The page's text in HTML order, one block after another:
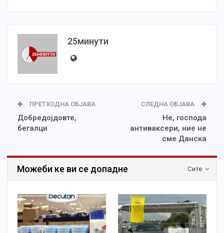
25минути
ПРЕТХОДНА ОБЈАВА
Добредојдовте,
бегалци
СЛЕДНА ОБЈАВА
Не, господа
антиваксери, ние не
сме Данска
Сите
Можеби ке ви се допадне